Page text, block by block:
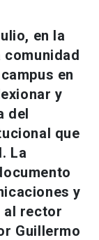
en la
comunidad
en
y
del
que
La
y
al rector
Guillermo